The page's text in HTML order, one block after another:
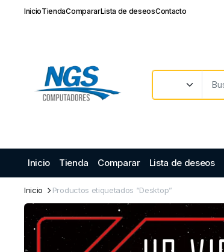
InicioTiendaCompararLista de deseosContacto
Inicio Tienda Comparar Lista de deseos
Inicio Productos etiquetados “Desktop”